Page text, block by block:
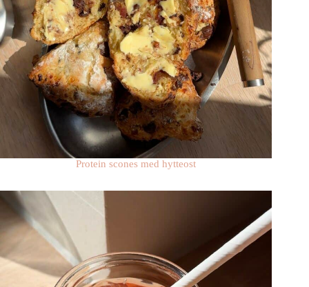
Protein scones med hytteost